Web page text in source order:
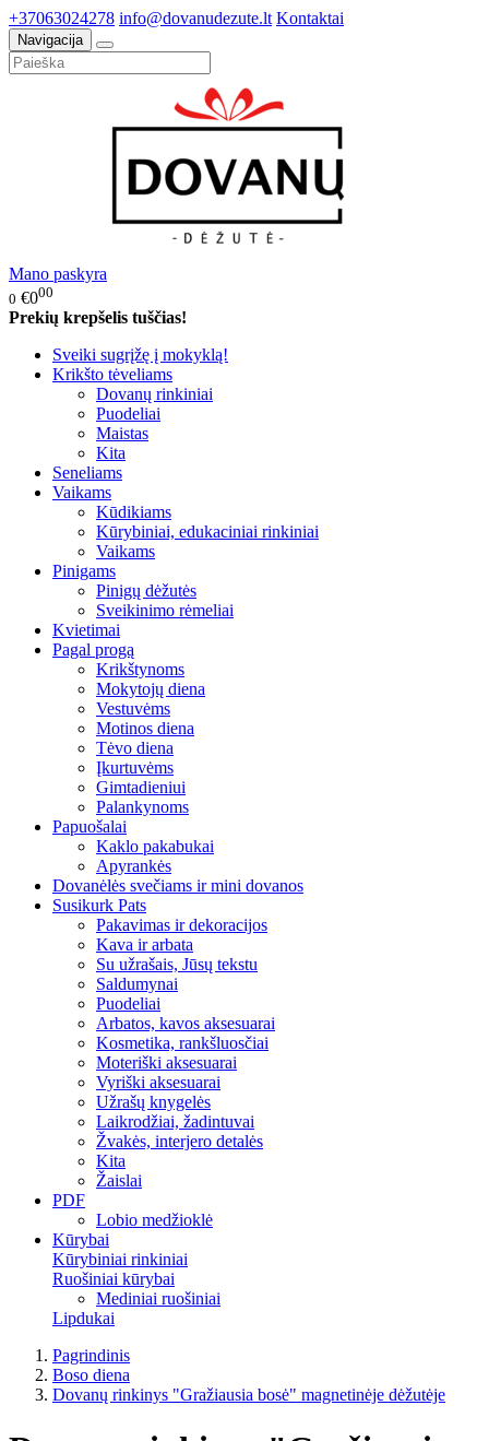
+37063024278 info@dovanudezute.lt Kontaktai
Navigacija
Mano paskyra
0 €000
Prekių krepšelis tuščias!
Sveiki sugrįžę į mokyklą!
Krikšto tėveliams
Dovanų rinkiniai
Puodeliai
Maistas
Kita
Seneliams
Vaikams
Kūdikiams
Kūrybiniai, edukaciniai rinkiniai
Vaikams
Pinigams
Pinigų dėžutės
Sveikinimo rėmeliai
Kvietimai
Pagal progą
Krikštynoms
Mokytojų diena
Vestuvėms
Motinos diena
Tėvo diena
Įkurtuvėms
Gimtadieniui
Palankynoms
Papuošalai
Kaklo pakabukai
Apyrankės
Dovanėlės svečiams ir mini dovanos
Susikurk Pats
Pakavimas ir dekoracijos
Kava ir arbata
Su užrašais, Jūsų tekstu
Saldumynai
Puodeliai
Arbatos, kavos aksesuarai
Kosmetika, rankšluosčiai
Moteriški aksesuarai
Vyriški aksesuarai
Užrašų knygelės
Laikrodžiai, žadintuvai
Žvakės, interjero detalės
Kita
Žaislai
PDF
Lobio medžioklė
Kūrybai
Kūrybiniai rinkiniai
Ruošiniai kūrybai
Mediniai ruošiniai
Lipdukai
Pagrindinis
Boso diena
Dovanų rinkinys "Gražiausia bosė" magnetinėje dėžutėje